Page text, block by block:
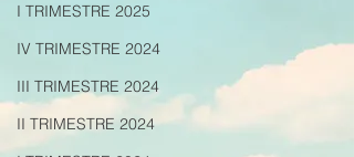
I TRIMESTRE 2025
IV TRIMESTRE 2024
III TRIMESTRE 2024
II TRIMESTRE 2024